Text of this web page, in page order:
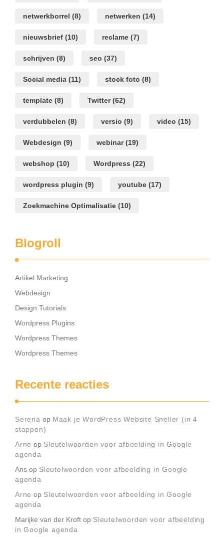
netwerkborrel (8) netwerken (14)
nieuwsbrief (10) reclame (7)
schrijven (8) seo (37)
Social media (11) stock foto (8)
template (8) Twitter(62)
verdubbelen (8) versio (9) video (15)
Webdesign (9) webinar(19)
webshop (10) Wordpress (22)
wordpress plugin (9) youtube (17)
Zoekmachine Optimalisatie (10)
Blogroll
Artikel Marketing
Webdesign
Design Tutorials
Wordpress Plugins
Wordpress Themes
Wordpress Themes
Recente reacties
Serena op Maak je WordPress Website Sneller (in 4
stappen)
Arne op Sleutelwoorden voor afbeelding in Google
agenda
Ans op Sleutelwoorden voor afbeelding in Google
agenda
Arne op Sleutelwoorden voor afbeelding in Google
agenda
Marijke van der Kroft op Sleutelwoorden voor afbeelding
in Google agenda